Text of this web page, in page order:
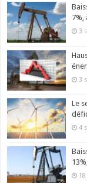
7%,
3
3
Le
4